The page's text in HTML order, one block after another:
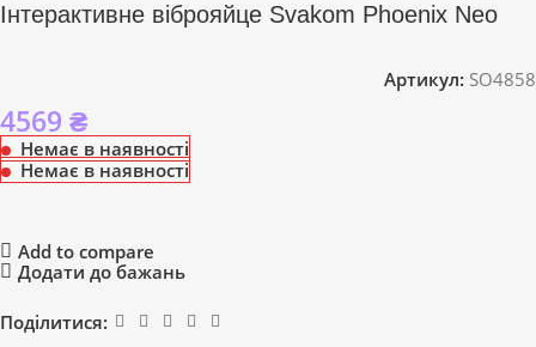
Інтерактивне віброяйце Svakom Phoenix Neo
Артикул: SO4858
4569 ₴
Немає в наявності
Немає в наявності
Add to compare
Додати до бажань
Поділитися: